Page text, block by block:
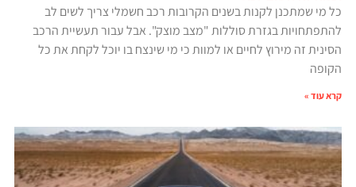
כל מי שמתכנן לקנות בשנים הקרובות רכב חשמלי צריך לשים לב
להתפתחויות בגזרת סוללות "מצב מוצק". אבל עבור תעשיית הרכב
הסינית זה מירוץ לחיים או למוות כי מי שינצח בו יוכל לקחת את כל
הקופה
קרא עוד »